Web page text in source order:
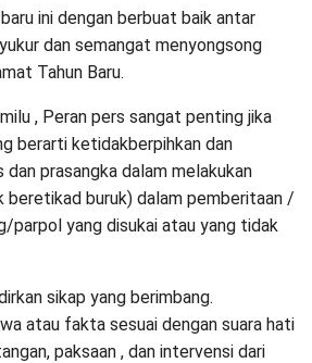
ini dengan berbuat baik antar
dan semangat menyongsong
Tahun Baru.
, Peran pers sangat penting jika
berarti ketidakberpihkan dan
prasangka dalam melakukan
beretikad buruk) dalam pemberitaan /
parpol yang disukai atau yang tidak
sikap yang berimbang.
atau fakta sesuai dengan suara hati
paksaan , dan intervensi dari